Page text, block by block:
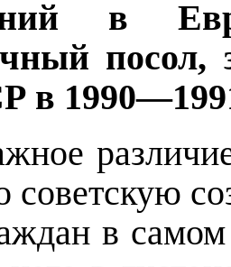
в
посол,
в
советскую
в